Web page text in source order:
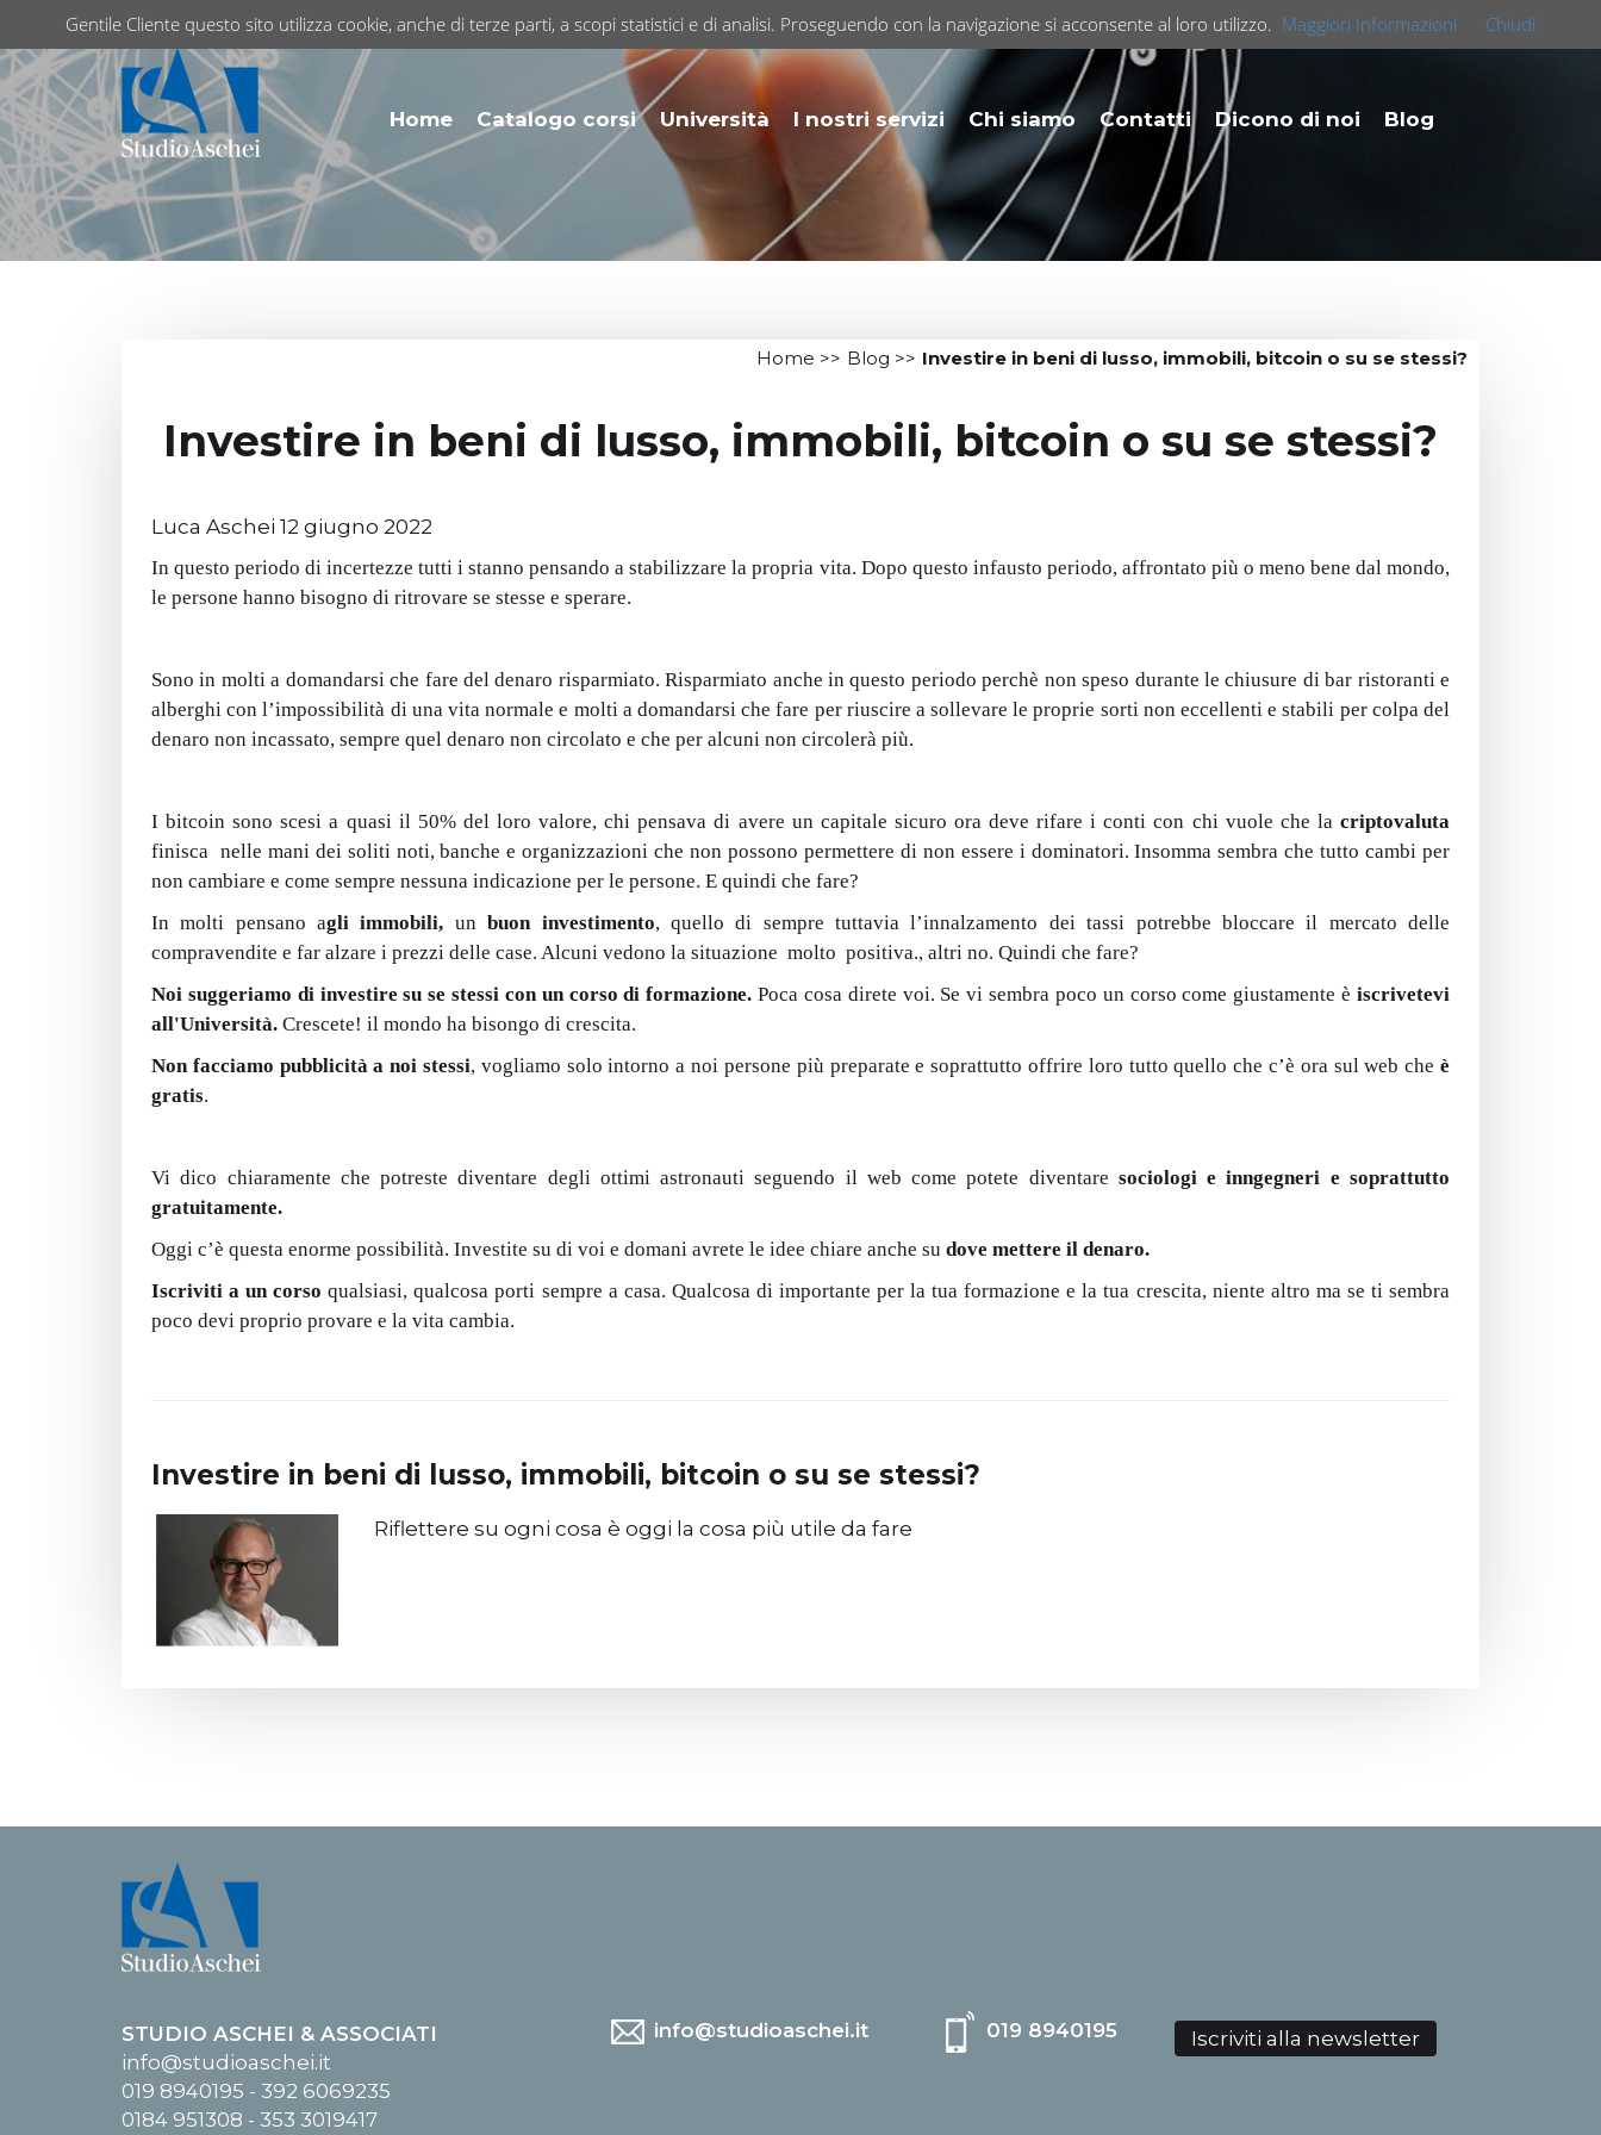
Home Catalogo corsi Università I nostri servizi Chi siamo Contatti Dicono di noi Blog
Investire in beni di lusso, immobili, bitcoin o su se stessi?
Blog >>
Home >>
Investire in beni di lusso, immobili, bitcoin o su se stessi?
Luca Aschei 12 giugno 2022
In questo periodo di incertezze tutti i stanno pensando a stabilizzare la propria vita. Dopo questo infausto periodo, affrontato più o meno bene dal mondo,
le persone hanno bisogno di ritrovare se stesse e sperare.
Sono in molti a domandarsi che fare del denaro risparmiato. Risparmiato anche in questo periodo perchè non speso durante le chiusure di bar ristoranti e
alberghi con l’impossibilità di una vita normale e molti a domandarsi che fare per riuscire a sollevare le proprie sorti non eccellenti e stabili per colpa del
denaro non incassato, sempre quel denaro non circolato e che per alcuni non circolerà più.
I bitcoin sono scesi a quasi il 50% del loro valore, chi pensava di avere un capitale sicuro ora deve rifare i conti con chi vuole che la criptovaluta
finisca nelle mani dei soliti noti, banche e organizzazioni che non possono permettere di non essere i dominatori. Insomma sembra che tutto cambi per
non cambiare e come sempre nessuna indicazione per le persone. E quindi che fare?
In molti pensano agli immobili, unbuon investimento, quello di sempre tuttavia l’innalzamento dei tassi potrebbe bloccare il mercato delle
compravendite e far alzare i prezzi delle case. Alcuni vedono la situazione molto positiva., altri no. Quindi che fare?
Noi suggeriamo di investire su se stessi con un corso di formazione.Poca cosa direte voi. Se vi sembra poco un corso come giustamente è iscrivetevi
all'Università. Crescete! il mondo ha bisongo di crescita.
Non facciamo pubblicità a noi stessi, vogliamo solo intorno a noi persone più preparate e soprattutto offrire loro tutto quello che c’è ora sul web cheè
gratis.
Vi dico chiaramente che potreste diventare degli ottimi astronauti seguendo il web come potete diventare sociologi e inngegneri e soprattutto
gratuitamente.
Oggi c’è questa enorme possibilità. Investite su di voi e domani avrete le idee chiare anche su dove mettere il denaro.
Iscriviti a un corso qualsiasi, qualcosa porti sempre a casa. Qualcosa di importante per la tua formazione e la tua crescita, niente altro ma se ti sembra
poco devi proprio provare e la vita cambia.
Investire in beni di lusso, immobili, bitcoin o su se stessi?
Riflettere su ogni cosa è oggi la cosa più utile da fare
STUDIO ASCHEI & ASSOCIATI
info@studioaschei.it
019 8940195 - 392 6069235
0184 951308 - 353 3019417
info@studioaschei.it 019 8940195 Iscriviti alla newsletter
Gentile Cliente questo sito utilizza cookie, anche di terze parti, a scopi statistici e di analisi. Proseguendo con la navigazione si acconsente al loro utilizzo. Maggiori Informazioni Chiudi